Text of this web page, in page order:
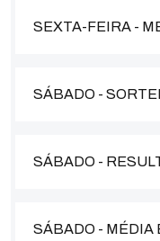
SEXTA-FEIRA -
SÁBADO -
SÁBADO -
SÁBADO - MÉDIA